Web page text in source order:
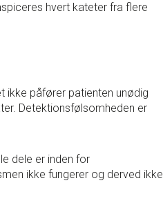
hvert kateter fra flere
ikke påfører patienten unødig
Detektionsfølsomheden er
dele er inden for
ikke fungerer og derved ikke